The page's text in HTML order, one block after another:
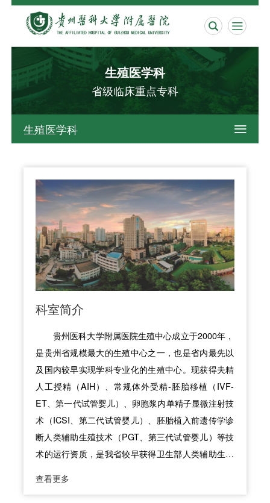
 
生殖医学科
省级临床重点专科
生殖医学科 
科室简介
贵州医科大学附属医院生殖中心成立于2000年，
是贵州省规模最大的生殖中心之一，也是省内最先以
及国内较早实现学科专业化的生殖中心。现获得夫精
人工授精（AIH）、常规体外受精-胚胎移植（IVF-
ET、第一代试管婴儿）、卵胞浆内单精子显微注射技
术（ICSI、第二代试管婴儿）、胚胎植入前遗传学诊
断人类辅助生殖技术（PGT、第三代试管婴儿）等技
术的运行资质，是我省较早获得卫生部人类辅助生殖
业学科：不孕不育专科、生殖遗传专科、复发性流产
查看更多